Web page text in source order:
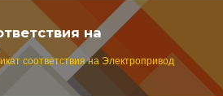
на
соответствия на Электропривод